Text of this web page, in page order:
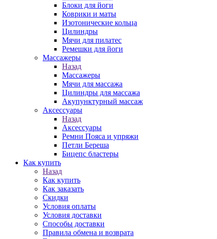
Блоки для йоги
Коврики и маты
Изотонические кольца
Цилиндры
Мячи для пилатес
Ремешки для йоги
Массажеры
Назад
Массажеры
Мячи для массажа
Цилиндры для массажа
Акупунктурный массаж
Аксессуары
Назад
Аксессуары
Ремни Пояса и упряжи
Петли Береша
Бицепс бластеры
Как купить
Назад
Как купить
Как заказать
Скидки
Условия оплаты
Условия доставки
Способы доставки
Правила обмена и возврата